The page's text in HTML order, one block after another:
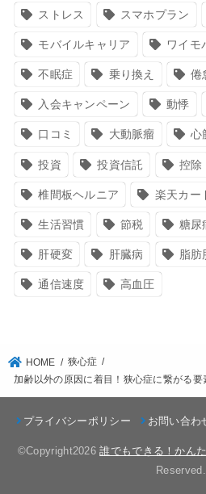
ストレス スマホプラン
モバイルキャリア ワイモ
不眠症 乗り換え 倦
入会キャンペーン 動悸
口コミ 大動脈瘤 心
投資 投資信託 控除
椎間板ヘルニア 楽天カー
生活習慣 節税 糖尿
肝硬変 肝臓病 脂肪
通信速度 高血圧
HOME
狭心症
加齢以外の原因に着目！狭心症に繋がる要
プライバシーポリシー お問い合わ
©Copyright2026誰でもできる！かん
Reserved.